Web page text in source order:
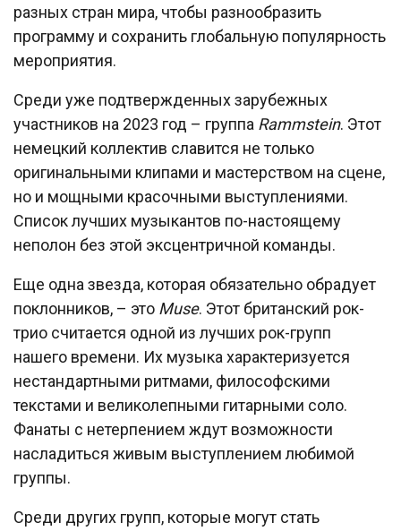
разных стран мира, чтобы разнообразить
программу и сохранить глобальную популярность
мероприятия.
Среди уже подтвержденных зарубежных
участников на 2023 год – группа Rammstein. Этот
немецкий коллектив славится не только
оригинальными клипами и мастерством на сцене,
но и мощными красочными выступлениями.
Список лучших музыкантов по-настоящему
неполон без этой эксцентричной команды.
Еще одна звезда, которая обязательно обрадует
поклонников, – это Muse. Этот британский рок-
трио считается одной из лучших рок-групп
нашего времени. Их музыка характеризуется
нестандартными ритмами, философскими
текстами и великолепными гитарными соло.
Фанаты с нетерпением ждут возможности
насладиться живым выступлением любимой
группы.
Среди других групп, которые могут стать